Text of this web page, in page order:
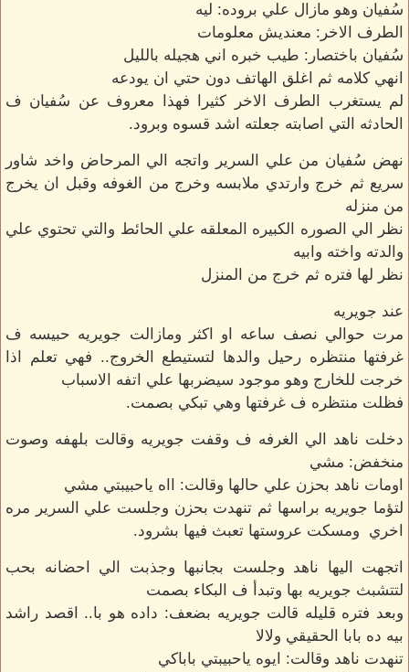
سُفيان وهو مازال علي بروده: ليه
الطرف الاخر: معنديش معلومات
سُفيان باختصار: طيب خبره اني هجيله بالليل
انهي كلامه ثم اغلق الهاتف دون حتي ان يودعه
لم يستغرب الطرف الاخر كثيرا فهذا معروف عن سُفيان ف
الحادثه التي اصابته جعلته اشد قسوه وبرود.
نهض سُفيان من علي السرير واتجه الي المرحاض واخد شاور
سريع ثم خرج وارتدي ملابسه وخرج من الغوفه وقبل ان يخرج
من منزله
نظر الي الصوره الكبيره المعلقه علي الحائط والتي تحتوي علي
والدته واخته وابيه
نظر لها فتره ثم خرج من المنزل
عند جويريه
مرت حوالي نصف ساعه او اكثر ومازالت جويريه حبيسه ف
غرفتها منتظره رحيل والدها لتستيطع الخروج.. فهي تعلم اذا
خرجت للخارج وهو موجود سيضربها علي اتفه الاسباب
فظلت منتظره ف غرفتها وهي تبكي بصمت.
دخلت ناهد الي الغرفه ف وقفت جويريه وقالت بلهفه وصوت
منخفض: مشي
اومات ناهد بحزن علي حالها وقالت: ااه ياحبيبتي مشي
لتؤما جويريه براسها ثم تنهدت بحزن وجلست علي السرير مره
اخري ومسكت عروستها تعبث فيها بشرود.
اتجهت اليها ناهد وجلست بجانبها وجذبت الي احضانه بحب
لتتشبث جويريه بها وتبدأ ف البكاء بصمت
وبعد فتره قليله قالت جويريه بضعف: داده هو با.. اقصد راشد
بيه ده بابا الحقيقي ولالا
تنهدت ناهد وقالت: ايوه ياحبيبتي باباكي